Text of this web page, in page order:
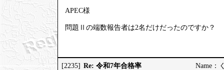
APEC様
問題Ⅱの端数報告者は2名だけだったのですか？
[2235] Re: 令和7年合格率 Name：